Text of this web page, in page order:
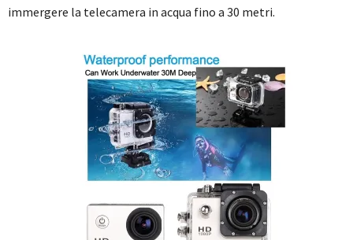
immergere la telecamera in acqua fino a 30 metri.